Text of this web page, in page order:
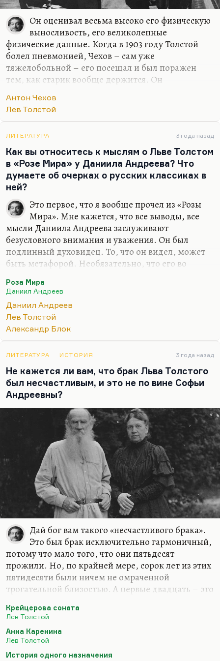
Он оценивал весьма высоко его физическую
выносливость, его великолепные
физические данные. Когда в 1903 году Толстой
болел пневмонией, Чехов – сам уже
тяжелобольной – его посещал и был поражен
тем, как старик вообще держится. Он
болел в Гаспре, Чехов его навещал. Да, я думаю,
что у Чехова были серьезные поводы восхищаться
был к этому времени абсолютно разрушен. Он
вообще говорил:«Пока у человека легкие хороши, у
него все хорошо».
Антон Чехов
Лев Толстой
ЛИТЕРАТУРА 3 года назад
Как вы относитесь к мыслям о Льве Толстом
в «Розе Мира» у Даниила Андреева? Что
думаете об очерках о русских классиках в
ней?
Это первое, что я вообще прочел из «Розы
Мира». Мне кажется, что все выводы, все
мысли Даниила Андреева заслуживают
безусловного внимания и уважения. Он был
подлинный духовидец. То, что он видел, может
быть метафорой. Необязательно, что его во
эти видения. Он, конечно, был духовидцем, то
есть он видел суть вещей. А как к нему приходили
эти озарения, не так важно. Он был одним из
умнейших, талантливейших людей своего
времени, человек потрясающего поэтического
«Роза Мира» – гениальное произведение. Тут
никаких сомнений быть не может.
То, что там сказано о Толстом, может вызывать у
меня согласие или…
Роза Мира
Даниил Андреев
Даниил Андреев
Лев Толстой
Александр Блок
ЛИТЕРАТУРА ИСТОРИЯ 3 года назад
Не кажется ли вам, что брак Льва Толстого
был несчастливым, и это не по вине Софьи
Андреевны?
Дай бог вам такого «несчастливого брака».
Это был брак исключительно гармоничный,
потому что мало того, что они пятьдесят
прожили. Но, по крайней мере, сорок лет из этих
пятидесяти были ничем не омраченной
трогательной близостью. А первые двадцать – это
переписывает ваши неудобочитаемые рукописи,
поводу перестройки управления имением,
Крейцерова соната
Лев Толстой
Анна Каренина
Лев Толстой
История одного назначения